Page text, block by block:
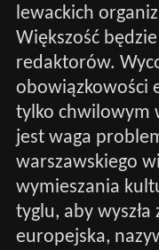
lewackich
Większość
redaktorów.
obowiązkowości
tylko chwilowym
jest waga
warszawskiego
wymieszania
tyglu, aby
europejska,